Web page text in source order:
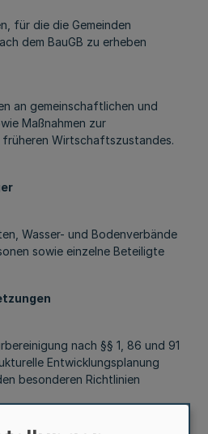
für die die Gemeinden
dem BauGB zu erheben
an gemeinschaftlichen und
Maßnahmen zur
früheren Wirtschaftszustandes.
Wasser- und Bodenverbände
sowie einzelne Beteiligte
nach §§ 1, 86 und 91
Entwicklungsplanung
besonderen Richtlinien